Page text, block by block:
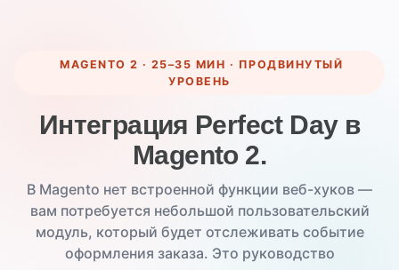
MAGENTO 2 · 25–35 МИН · ПРОДВИНУТЫЙ
УРОВЕНЬ
Интеграция Perfect Day в
Magento 2.
В Magento нет встроенной функции веб-хуков —
вам потребуется небольшой пользовательский
модуль, который будет отслеживать событие
оформления заказа. Это руководство